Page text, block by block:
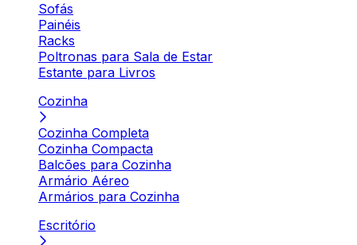
Sofás
Painéis
Racks
Poltronas para Sala de Estar
Estante para Livros
Cozinha
Cozinha Completa
Cozinha Compacta
Balcões para Cozinha
Armário Aéreo
Armários para Cozinha
Escritório